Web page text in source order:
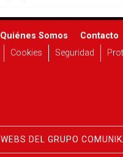
Quiénes Somos Contacto
Cookies Seguridad
WEBS DEL GRUPO